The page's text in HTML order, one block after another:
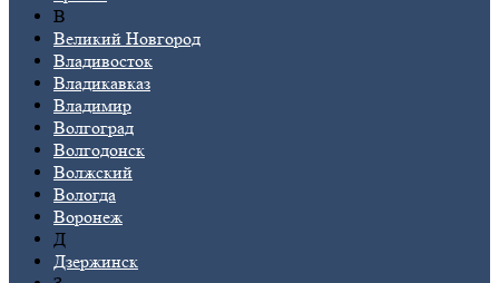
В
Великий Новгород
Владивосток
Владикавказ
Владимир
Волгоград
Волгодонск
Волжский
Вологда
Воронеж
Д
Дзержинск